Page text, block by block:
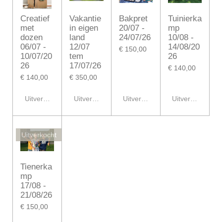
Creatief
met
dozen
06/07 -
10/07/20
26
€ 140,00
Uitverkocht
Vakantie
in eigen
land
12/07
tem
17/07/26
€ 350,00
Uitverkocht
Bakpret
20/07 -
24/07/26
€ 150,00
Uitverkocht
Tuinierka
mp
10/08 -
14/08/20
26
€ 140,00
Uitverkocht
Uitverkocht
Tienerka
mp
17/08 -
21/08/26
€ 150,00